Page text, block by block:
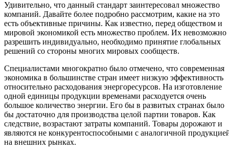
Удивительно, что данный стандарт заинтересовал множество
компаний. Давайте более подробно рассмотрим, какие на это
есть объективные причины. Как известно, перед обществом и
мировой экономикой есть множество проблем. Их невозможно
разрешить индивидуально, необходимо принятие глобальных
решений со стороны многих мировых сообществ.
Специалистами многократно было отмечено, что современная
экономика в большинстве стран имеет низкую эффективность
относительно расходования энергоресурсов. На изготовление
одной единицы продукции временами расходуется очень
большое количество энергии. Его бы в развитых странах было
бы достаточно для производства целой партии товаров. Как
следствие, возрастают затраты компаний. Товары дорожают и
являются не конкурентоспособными с аналогичной
на внешних рынках.